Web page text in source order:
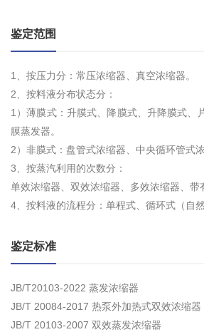
鉴定范围
1、按压力分：常压浓缩器、真空浓缩器。
2、按料液分布状态分：
1）薄膜式：升膜式、降膜式、升降膜式、
膜蒸发器。
2）非膜式：盘管式浓缩器、中央循环管式浓
3、按蒸汽利用的次数分：
单效浓缩器、双效浓缩器、多效浓缩器、带
4、按料液的流程分：单程式、循环式（自
鉴定标准
JB/T20103-2022 蒸发浓缩器
JB/T 20084-2017 热泵外加热式双效浓缩器
JB/T 20103-2007 双效蒸发浓缩器